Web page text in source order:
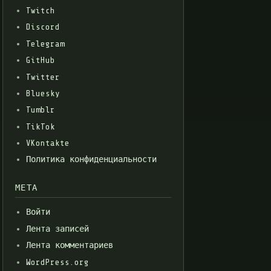
Twitch
Discord
Telegram
GitHub
Twitter
Bluesky
Tumblr
TikTok
VKontakte
Политика конфиденциальности
МЕТА
Войти
Лента записей
Лента комментариев
WordPress.org